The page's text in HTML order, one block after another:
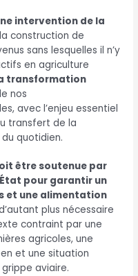
intervention de la
construction de
sans lesquelles il n’y
en agriculture
transformation
nos
avec l’enjeu essentiel
transfert de la
quotidien.
être soutenue par
pour garantir un
et une alimentation
plus nécessaire
contraint par une
agricoles, une
et une situation
aviaire.